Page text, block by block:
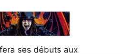
ses débuts aux